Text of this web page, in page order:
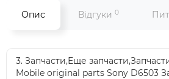
Опис Відгуки 0
3. Запчасти,Еще
Mobile original parts Sony D6503